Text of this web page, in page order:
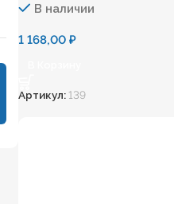
В наличии
1 168,00 ₽
Артикул: 139